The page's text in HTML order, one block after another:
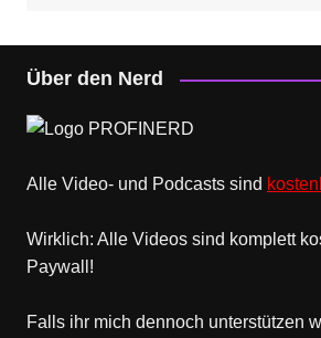
Über den Nerd
Alle Video- und Podcasts sind
Wirklich: Alle Videos sind komplett
Paywall!
Falls ihr mich dennoch unterstützen